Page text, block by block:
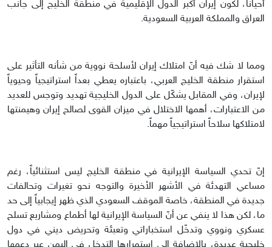
أحياناً، لكون إيران أكبر الدول الإقليمية في منطقة الخليج إلى جانب
العراق والمملكة العربية السعودية.
ومما لا شك فيه أنّ امتلاك إيران لأسلحة نووية من شأنه التأثير على
استقرار منطقة الخليج العربي، باعتباره يعطي بعداً استراتيجياً وحيوياً
لإيران، وفي المقابل يشكّل على الدول الخليجية تهديد وتوجس للعديد
من الاعتبارات، أهمها الاختلال في ميزان القوى لصالح إيران وهيمنتها
لامتلاكها سلاحاً استراتيجياً مهماً.
إنّ تحدي السياسة الإيرانية في منطقة الخليج ليس استثنائياً، رغم
مساعي التهدئة في الأشهر الأخيرة والتوجه نحو تغيرات وتحالفات
جديدة في المنطقة، خاصة الموقف السعودي الذي ظهر إيجابياً إلى حد
ما، لكن هذا لا ينفي عن أنّ السياسة الإيرانية لها أطماع ومشاريع تسلح
عسكري ونووي وتدخّل استخباراتي وتعبئة وتحريض ديني في دول